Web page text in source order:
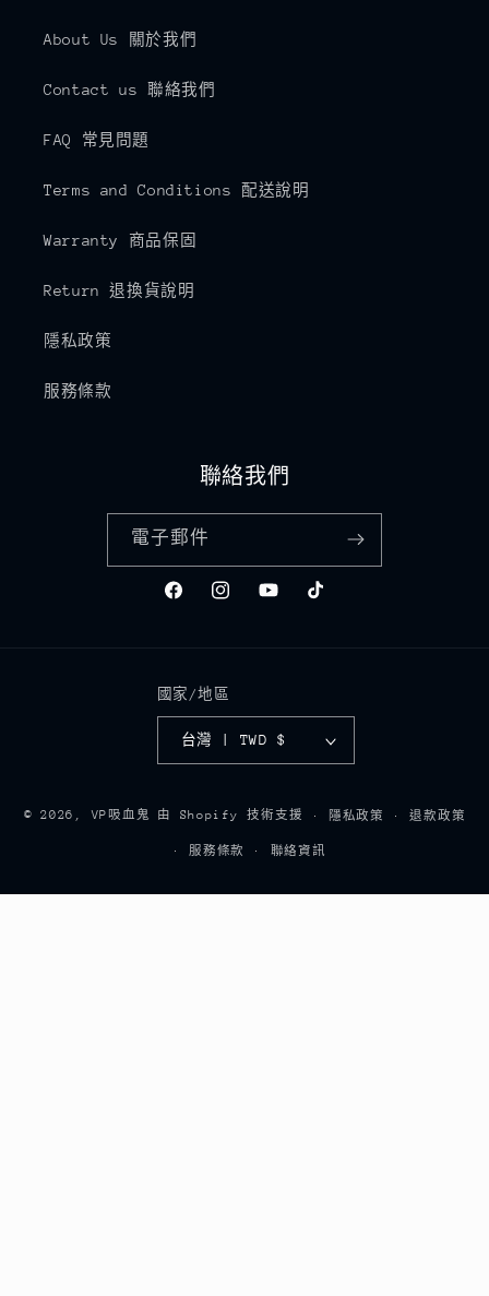
About Us 關於我們
Contact us 聯絡我們
FAQ 常見問題
Terms and Conditions 配送說明
Warranty 商品保固
Return 退換貨說明
隱私政策
服務條款
聯絡我們
電子郵件
FacebookInstagramYouTubeTikTok
國家/地區
台灣 | TWD $
款
方
© 2026,VP吸血鬼 由 Shopify 技術支援 隱私政策 退款政策
服務條款 聯絡資訊